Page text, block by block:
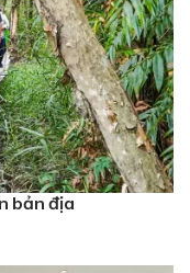
bản địa